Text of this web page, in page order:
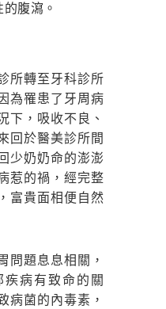
腹瀉。
所轉至牙科診所
為罹患了牙周病
下，吸收不良、
回於醫美診所間
少奶奶命的澎澎
惹的禍，經完整
富貴面相便自然
問題息息相關，
病有致命的關
病菌的內毒素，